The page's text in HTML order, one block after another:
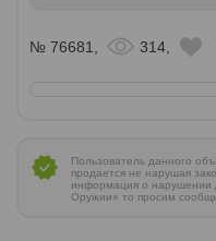
№ 76681, 314,
Пользователь данного
продается не нарушая
информация о нарушении
Оружии» то просим